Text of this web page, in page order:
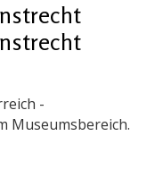
-
Museumsbereich.